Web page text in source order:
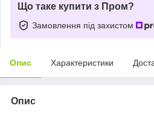
Що таке купити з Пром?
Замовлення під захистом
Опис Характеристики
Опис